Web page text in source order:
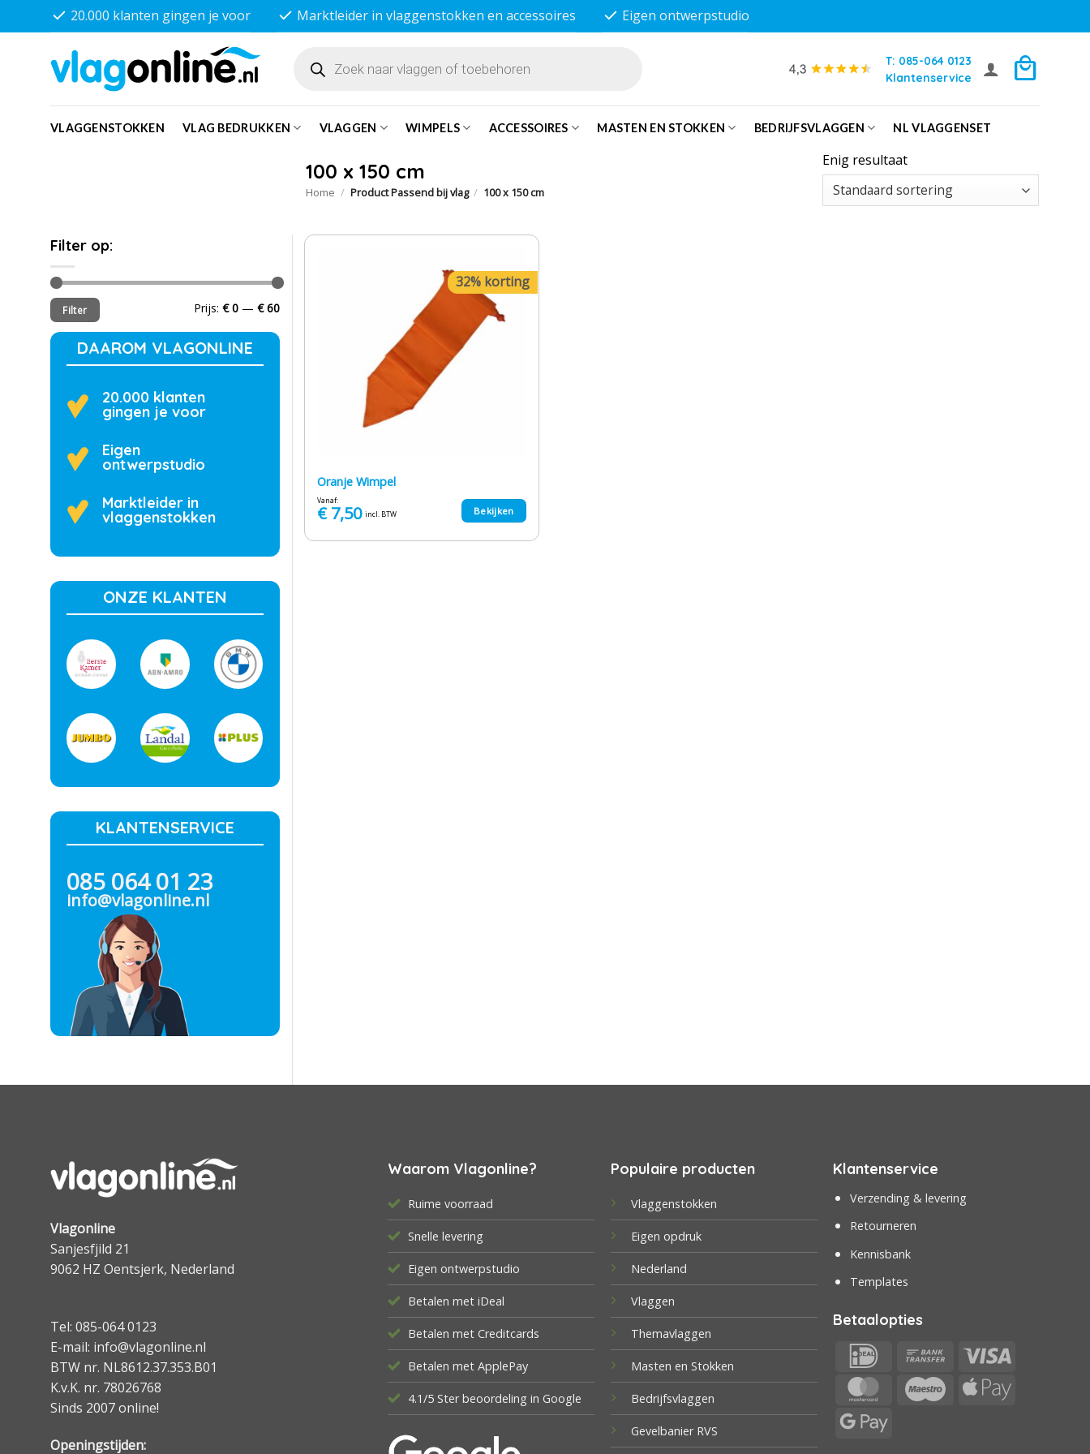
naar
20.000 klanten gingen je voor Marktleider in vlaggenstokken en accessoires Eigen ontwerpstudio
zoeken
T: 085-064 0123
Klantenservice
VLAGGENSTOKKEN VLAG BEDRUKKEN VLAGGEN WIMPELS ACCESSOIRES MASTEN EN STOKKEN BEDRIJFSVLAGGEN NL VLAGGENSET
100 x 150 cm
Home / Product Passend bij vlag / 100 x 150 cm
Enig resultaat
Filter op:
Min.
prijs
Max.
prijsFilter Prijs: € 0— € 60
DAAROM VLAGONLINE
20.000 klanten
gingen je voor
Eigen
ontwerpstudio
Marktleider in
vlaggenstokken
ONZE KLANTEN
KLANTENSERVICE
085 064 01 23
info@vlagonline.nl
32% korting
Oranje Wimpel
Vanaf:
€7,50 incl. BTW Bekijken
Vlagonline
Sanjesfjild 21
9062 HZ Oentsjerk, Nederland
Tel: 085-064 0123
E-mail: info@vlagonline.nl
BTW nr. NL8612.37.353.B01
K.v.K. nr. 78026768
Sinds 2007 online!
Openingstijden:
Waarom Vlagonline?
Ruime voorraad
Snelle levering
Eigen ontwerpstudio
Betalen met iDeal
Betalen met Creditcards
Betalen met ApplePay
4.1/5 Ster beoordeling in Google
Populaire producten
Vlaggenstokken
Eigen opdruk
Nederland
Vlaggen
Themavlaggen
Masten en Stokken
Bedrijfsvlaggen
Gevelbanier RVS
Klantenservice
Verzending & levering
Retourneren
Kennisbank
Templates
Betaalopties
IDeal
Bank
MasterCard Maestro Apple
Google